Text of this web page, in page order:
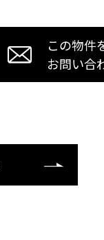
この物件
お問い合